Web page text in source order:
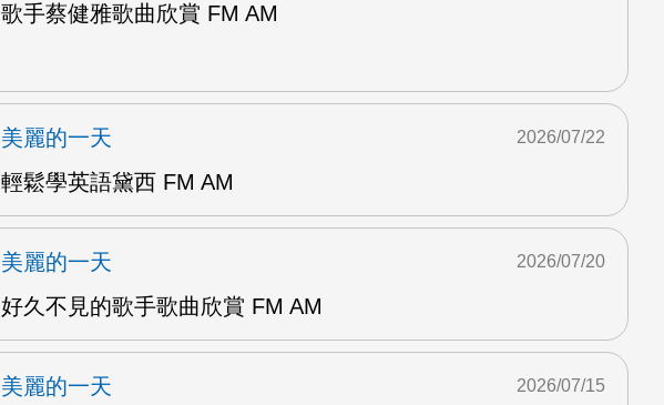
歌手蔡健雅歌曲欣賞 FM AM
美麗的一天
輕鬆學英語黛西 FM AM
2026/07/22
美麗的一天
好久不見的歌手歌曲欣賞 FM AM
2026/07/20
美麗的一天
2026/07/15